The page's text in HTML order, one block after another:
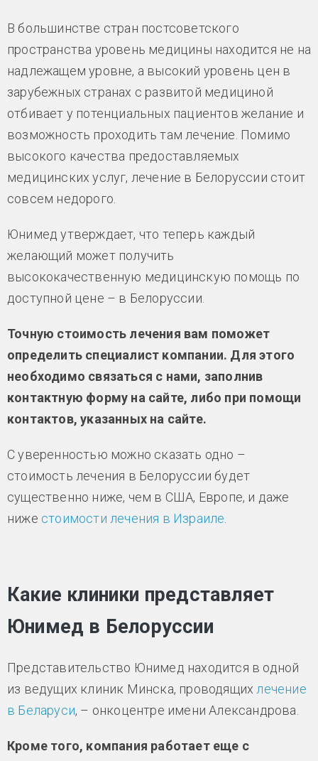
В большинстве стран постсоветского
пространства уровень медицины находится не на
надлежащем уровне, а высокий уровень цен в
зарубежных странах с развитой медициной
отбивает у потенциальных пациентов желание и
возможность проходить там лечение. Помимо
высокого качества предоставляемых
медицинских услуг, лечение в Белоруссии стоит
совсем недорого.
Юнимед утверждает, что теперь каждый
желающий может получить
высококачественную медицинскую помощь по
доступной цене – в Белоруссии.
Точную стоимость лечения вам поможет
определить специалист компании. Для этого
необходимо связаться с нами, заполнив
контактную форму на сайте, либо при помощи
контактов, указанных на сайте.
С уверенностью можно сказать одно –
стоимость лечения в Белоруссии будет
существенно ниже, чем в США, Европе, и даже
ниже стоимости лечения в Израиле
Какие клиники представляет
Юнимед в Белоруссии
Представительство Юнимед находится в одной
из ведущих клиник Минска, проводящих лечение
в Беларуси, – онкоцентре имени Александрова.
Кроме того, компания работает еще с